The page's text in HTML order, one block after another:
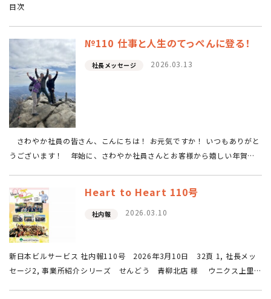
目次
№110 仕事と人生のてっぺんに登る！
2026.03.13
社長メッセージ
さわやか社員の皆さん、こんにちは！ お元気ですか！ いつもありがと
うございます！ 年始に、さわやか社員さんとお客様から嬉しい年賀状
Heart to Heart 110号
2026.03.10
社内報
新日本ビルサービス 社内報110号 2026年3月10日 32頁 1, 社長メッ
セージ2, 事業所紹介シリーズ せんどう 青柳北店 様 ウニクス上里